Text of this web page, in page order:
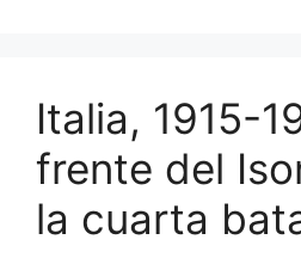
Italia, 1915-
frente del
la cuarta